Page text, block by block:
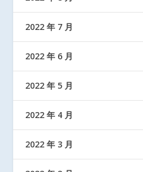
2022 年 7 月
2022 年 6 月
2022 年 5 月
2022 年 4 月
2022 年 3 月